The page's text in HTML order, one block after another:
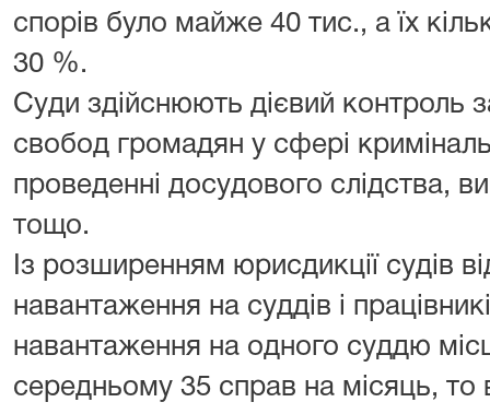
спорів було майже 40 тис., а їх
30 %.
Суди здійснюють дієвий контроль
свобод громадян у сфері
проведенні досудового слідства,
тощо.
Із розширенням юрисдикції судів
навантаження на суддів і
навантаження на одного суддю
середньому 35 справ на місяць,